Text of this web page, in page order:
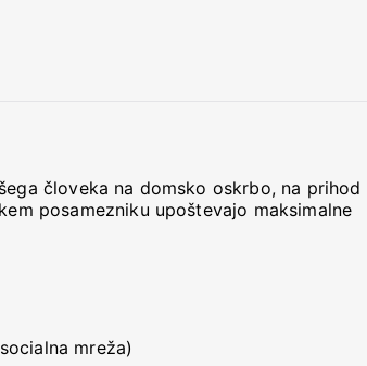
človeka na domsko oskrbo, na prihod
posamezniku upoštevajo maksimalne
mreža)